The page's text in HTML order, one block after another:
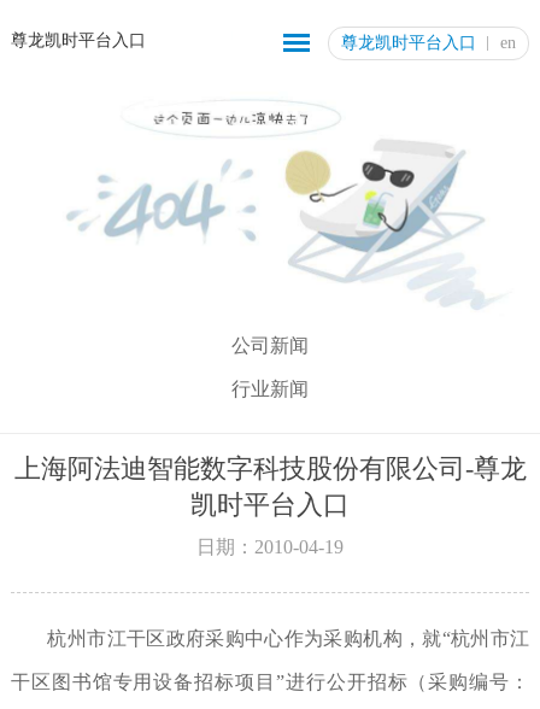
尊龙凯时平台入口 尊龙凯时平台入口 en
公司新闻
行业新闻
上海阿法迪智能数字科技股份有限公司-尊龙
凯时平台入口
日期：2010-04-19
杭州市江干区政府采购中心作为采购机构，就“杭州市江
干区图书馆专用设备招标项目”进行公开招标（采购编号：